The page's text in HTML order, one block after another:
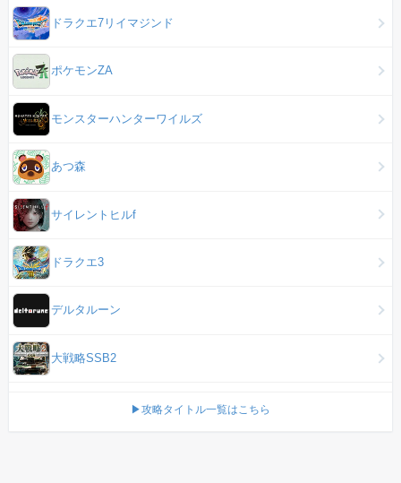
ドラクエ7リイマジンド
ポケモンZA
モンスターハンターワイルズ
あつ森
サイレントヒルf
ドラクエ3
デルタルーン
大戦略SSB2
▶攻略タイトル一覧はこちら